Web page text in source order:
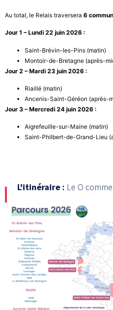
Au total, le Relais traversera 6
Jour 1 – Lundi 22 juin 2026 :
Saint-Brévin-les-Pins (matin)
Montoir-de-Bretagne (après-
Jour 2 – Mardi 23 juin 2026 :
Riaillé (matin)
Ancenis-Saint-Géréon (après-
Jour 3 – Mercredi 24 juin 2026 :
Aigrefeuille-sur-Maine (matin)
Saint-Philbert-de-Grand-Lieu
L'itinéraire : Le O